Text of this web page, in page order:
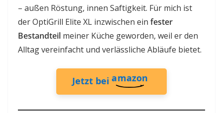
– außen Röstung, innen Saftigkeit. Für mich ist
der OptiGrill Elite XL inzwischen ein fester
Bestandteil meiner Küche geworden, weil er den
Alltag vereinfacht und verlässliche Abläufe bietet.
Jetzt bei amazon